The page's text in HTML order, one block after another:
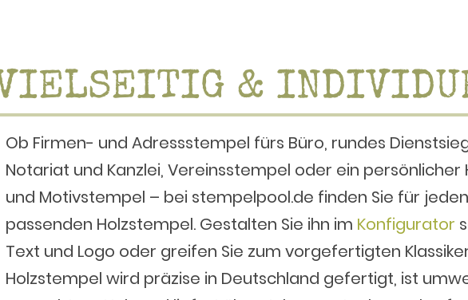
VIELSEITIG &
Ob Firmen- und Adressstempel fürs Büro, rundes
Notariat und Kanzlei, Vereinsstempel oder ein persönlicher
und Motivstempel – bei stempelpool.de finden Sie für
passenden Holzstempel. Gestalten Sie ihn im Konfigurator
Text und Logo oder greifen Sie zum vorgefertigten
Holzstempel wird präzise in Deutschland gefertigt, ist